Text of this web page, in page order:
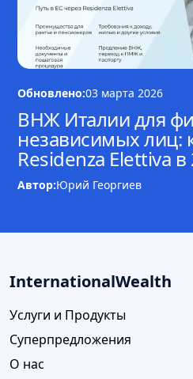
Обновлено:03 марта 2026
ВНЖ Италии для
независимых лиц:
Residenza Elettiva в
Автор:Юрий Георгиев
InternationalWealth
Услуги и Продукты
Суперпредложения
О нас